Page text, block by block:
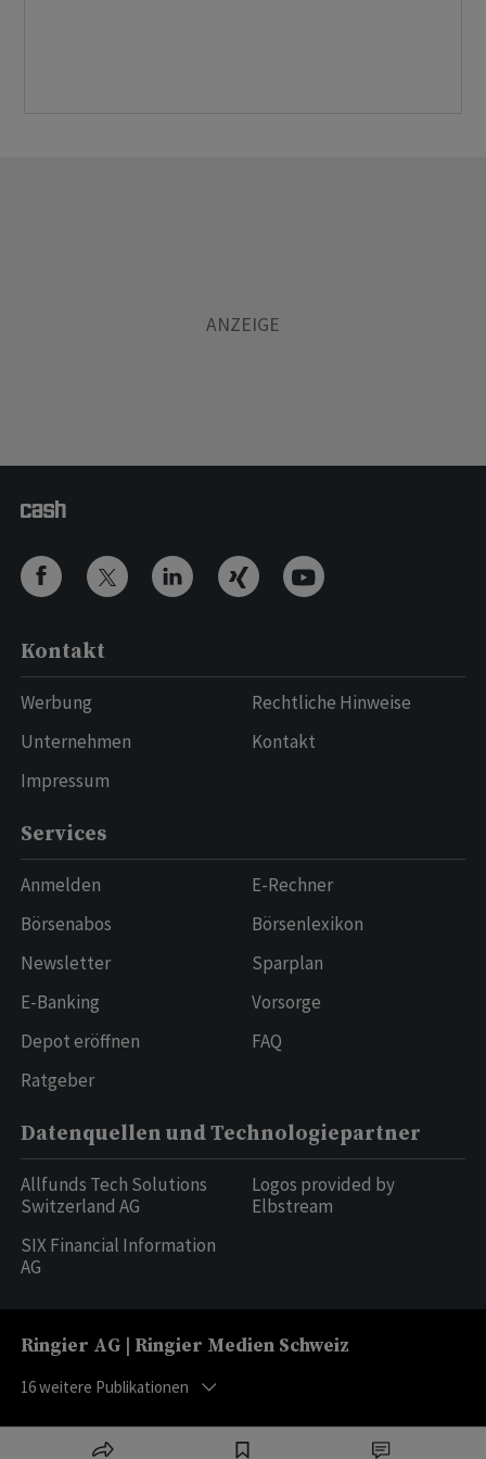
Kontakt
Werbung
Unternehmen
Impressum
Rechtliche Hinweise
Kontakt
Services
Anmelden
Börsenabos
Newsletter
E-Banking
Depot eröffnen
Ratgeber
E-Rechner
Börsenlexikon
Sparplan
Vorsorge
FAQ
Datenquellen und Technologiepartner
Allfunds Tech Solutions
Switzerland AG
SIX Financial Information
AG
Logos provided by
Elbstream
Ringier AG | Ringier Medien Schweiz
16weitere Publikationen